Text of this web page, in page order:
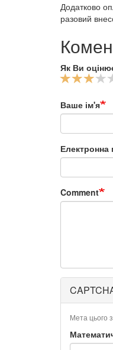
Додатково
разовий
Як Ви
Ваше ім'я
Електронна
Comment
Мета цього